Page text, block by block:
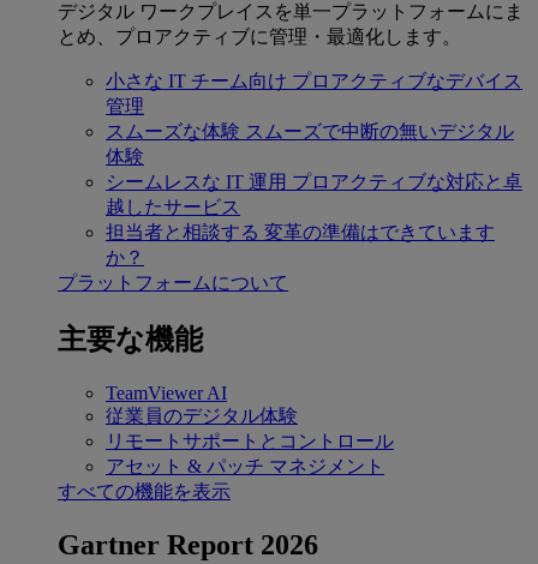
デジタル ワークプレイスを単一プラットフォームにま
とめ、プロアクティブに管理・最適化します。
小さな IT チーム向け プロアクティブなデバイス
管理
スムーズな体験 スムーズで中断の無いデジタル
体験
シームレスな IT 運用 プロアクティブな対応と卓
越したサービス
担当者と相談する 変革の準備はできています
か？
プラットフォームについて
主要な機能
TeamViewer AI
従業員のデジタル体験
リモートサポートとコントロール
アセット & パッチ マネジメント
すべての機能を表示
Gartner Report 2026